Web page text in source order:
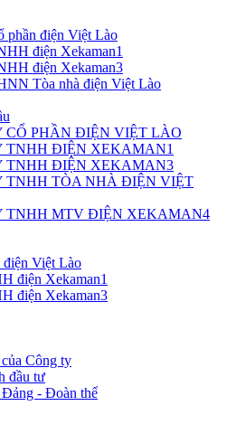
phần điện Việt Lào
điện Xekaman1
điện Xekaman3
Tòa nhà điện Việt Lào
CỔ PHẦN ĐIỆN VIỆT LÀO
TNHH ĐIỆN XEKAMAN1
TNHH ĐIỆN XEKAMAN3
TNHH TÒA NHÀ ĐIỆN VIỆT
TNHH MTV ĐIỆN XEKAMAN4
điện Việt Lào
điện Xekaman1
điện Xekaman3
Công ty
đầu tư
- Đoàn thể